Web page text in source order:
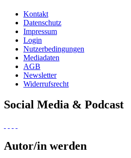
Kontakt
Datenschutz
Impressum
Login
Nutzerbedingungen
Mediadaten
AGB
Newsletter
Widerrufsrecht
Social Media & Podcast
Autor/in werden